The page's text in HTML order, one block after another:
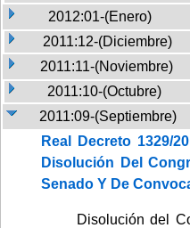
2012:01-(Enero)
2011:12-(Diciembre)
2011:11-(Noviembre)
2011:10-(Octubre)
2011:09-(Septiembre)
Real Decreto 1329/
Disolución Del
Senado Y De
Disolución del